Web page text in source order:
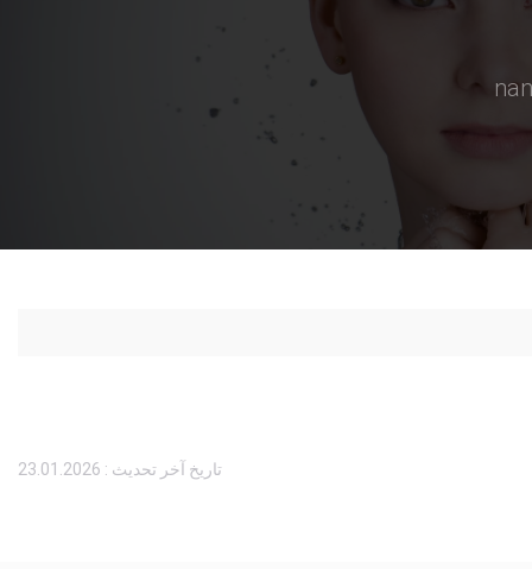
nan
تاريخ آخر تحديث : 23.01.2026